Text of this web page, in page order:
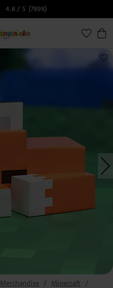
4.8 / 5 (7898)
Merchandise
Minecraft